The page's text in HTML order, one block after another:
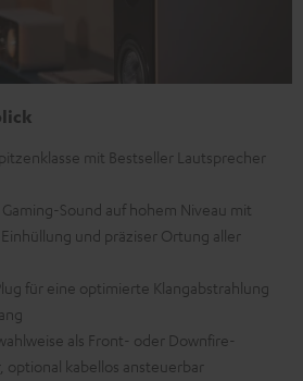
mit Bestseller Lautsprecher
Sound auf hohem Niveau mit
und präziser Ortung aller
für eine optimierte Klangabstrahlung
als Front- oder Downfire-
optional kabellos ansteuerbar